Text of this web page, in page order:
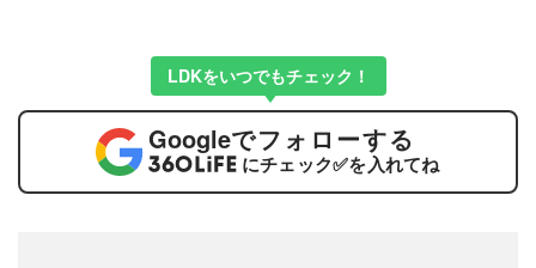
LDKをいつでもチェック！
Googleでフォローする
にチェック✅を入れてね